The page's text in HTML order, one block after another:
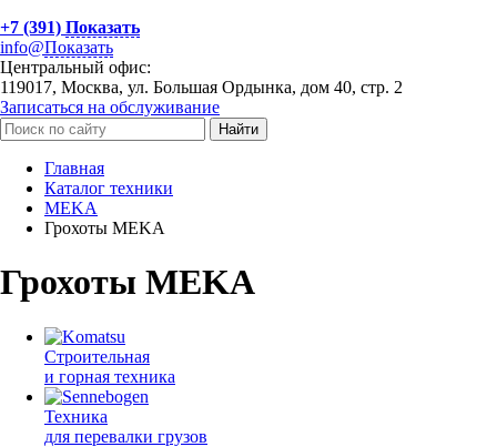
+7 (391) Показать
info@Показать
Центральный офис:
119017, Москва, ул. Большая Ордынка, дом 40, стр. 2
Записаться на обслуживание
Найти
Главная
Каталог техники
MEKA
Грохоты MEKA
Грохоты MEKA
Строительная
и горная техника
Техника
для перевалки грузов